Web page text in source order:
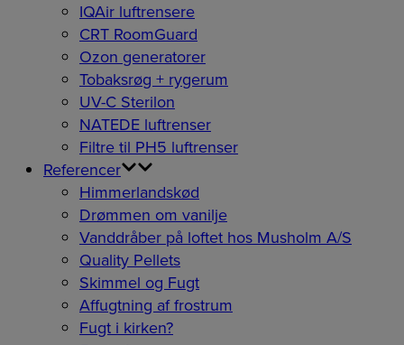
IQAir luftrensere
CRT RoomGuard
Ozon generatorer
Tobaksrøg + rygerum
UV-C Sterilon
NATEDE luftrenser
Filtre til PH5 luftrenser
Referencer
Himmerlandskød
Drømmen om vanilje
Vanddråber på loftet hos Musholm A/S
Quality Pellets
Skimmel og Fugt
Affugtning af frostrum
Fugt i kirken?